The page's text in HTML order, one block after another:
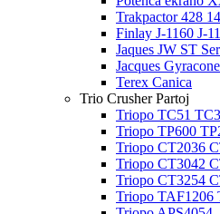
Trakpactor 428
Finlay J-1160 J-
Jaques JW ST
Jacques Gyracone
Terex Canica
Trio Crusher Partoj
Triopo TC51
Triopo TP600
Triopo CT2036
Triopo CT3042
Triopo CT3254
Triopo TAF1206